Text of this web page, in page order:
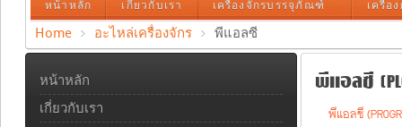
หน้าหลัก เกี่ยวกับเรา เครื่องจักรบรรจุภัณฑ์ เครื่อ
Home อะไหล่เครื่องจักร พีแอลซี
พีแอลซี
พีแอลซี
หน้าหลัก
เกี่ยวกับเรา